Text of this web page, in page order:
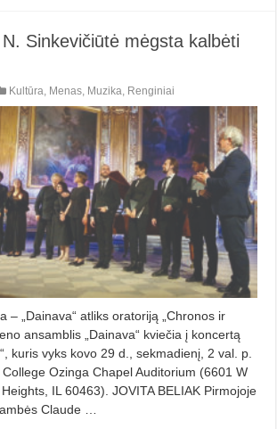
Sinkevičiūtė mėgsta kalbėti
Kultūra, Menas, Muzika, Renginiai
– „Dainava“ atliks oratoriją „Chronos ir
ansamblis „Dainava“ kviečia į koncertą
kuris vyks kovo 29 d., sekmadienį, 2 val. p.
Ozinga Chapel Auditorium (6601 W
IL 60463). JOVITA BELIAK Pirmojoje
Claude …